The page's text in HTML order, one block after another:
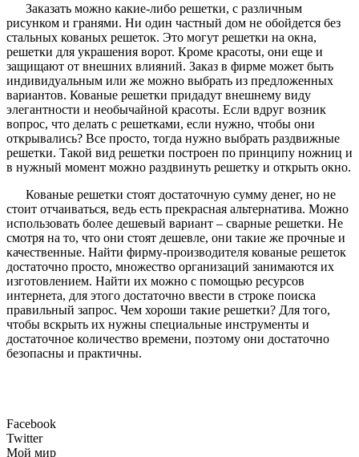
Заказать можно какие-либо решетки, с различным
рисунком и гранями. Ни один частный дом не обойдется без
стальных кованых решеток. Это могут решетки на окна,
решетки для украшения ворот. Кроме красоты, они еще и
защищают от внешних влияний. Заказ в фирме может быть
индивидуальным или же можно выбрать из предложенных
вариантов. Кованые решетки придадут внешнему виду
элегантности и необычайной красоты. Если вдруг возник
вопрос, что делать с решетками, если нужно, чтобы они
открывались? Все просто, тогда нужно выбрать раздвижные
решетки. Такой вид решетки построен по принципу ножниц и
в нужный момент можно раздвинуть решетку и открыть окно.
Кованые решетки стоят достаточную сумму денег, но не
стоит отчаиваться, ведь есть прекрасная альтернатива. Можно
использовать более дешевый вариант – сварные решетки. Не
смотря на то, что они стоят дешевле, они такие же прочные и
качественные. Найти фирму-производителя кованые решеток
достаточно просто, множество организаций занимаются их
изготовлением. Найти их можно с помощью ресурсов
интернета, для этого достаточно ввести в строке поиска
правильный запрос. Чем хороши такие решетки? Для того,
чтобы вскрыть их нужны специальные инструменты и
достаточное количество времени, поэтому они достаточно
безопасны и практичны.
Facebook
Twitter
Мой мир